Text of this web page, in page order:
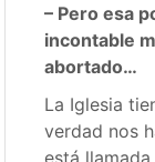
– Pero esa
incontable
abortado…
La Iglesia
verdad nos
está